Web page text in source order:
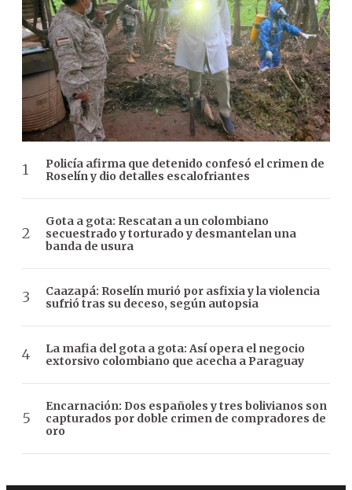
Policía afirma que detenido confesó el crimen de
Roselín y dio detalles escalofriantes
Gota a gota: Rescatan a un colombiano
secuestrado y torturado y desmantelan una
banda de usura
Caazapá: Roselín murió por asfixia y la violencia
sufrió tras su deceso, según autopsia
La mafia del gota a gota: Así opera el negocio
extorsivo colombiano que acecha a Paraguay
Encarnación: Dos españoles y tres bolivianos son
capturados por doble crimen de compradores de
oro